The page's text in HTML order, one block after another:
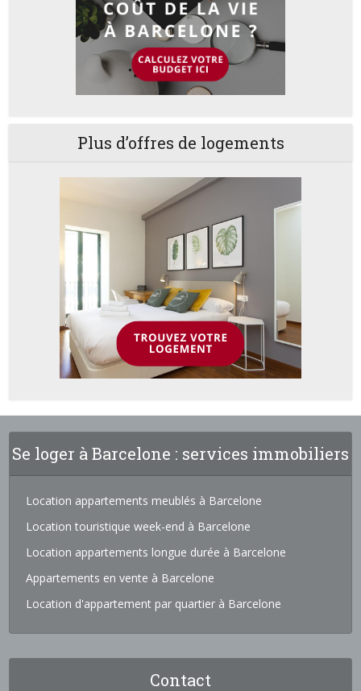
Plus d’offres de logements
Se loger à Barcelone : services immobiliers
Location appartements meublés à Barcelone
Location touristique week-end à Barcelone
Location appartements longue durée à Barcelone
Appartements en vente à Barcelone
Location d'appartement par quartier à Barcelone
Contact